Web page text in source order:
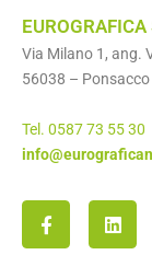
EUROGRAFICA
Via Milano 1, ang.
56038 – Ponsacco
Tel. 0587 73 55 30